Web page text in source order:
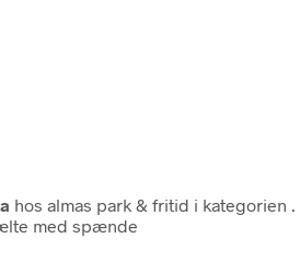
hos almas park & fritid i kategorien
med spænde